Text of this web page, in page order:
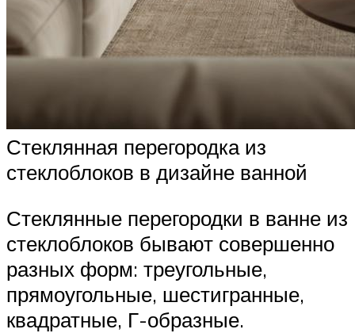
Стеклянная перегородка из
стеклоблоков в дизайне ванной
Стеклянные перегородки в ванне из
стеклоблоков бывают совершенно
разных форм: треугольные,
прямоугольные, шестигранные,
квадратные, Г-образные.